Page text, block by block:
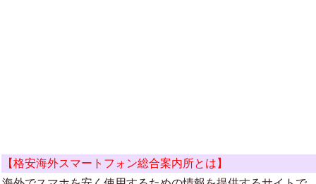
【格安海外スマートフォン総合案内所とは】